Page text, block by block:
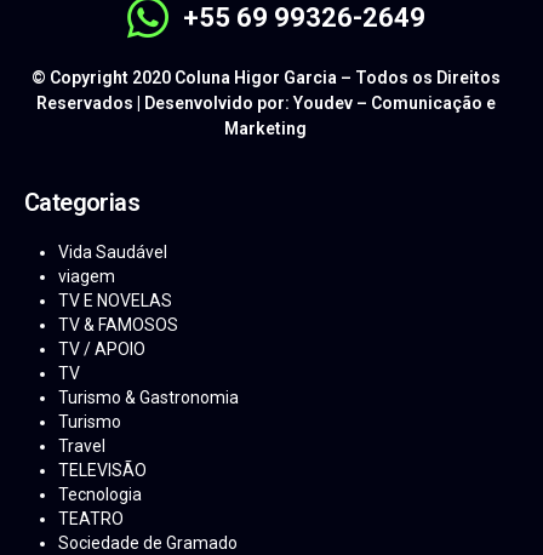
+55 69 99326-2649
© Copyright 2020 Coluna Higor Garcia – Todos os Direitos
Reservados | Desenvolvido por: Youdev – Comunicação e
Marketing
Categorias
Vida Saudável
viagem
TV E NOVELAS
TV & FAMOSOS
TV / APOIO
TV
Turismo & Gastronomia
Turismo
Travel
TELEVISÃO
Tecnologia
TEATRO
Sociedade de Gramado